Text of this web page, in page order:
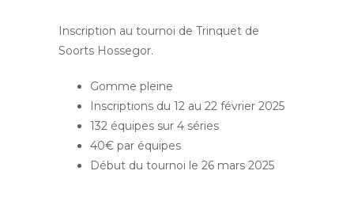
Inscription au tournoi de Trinquet de
Soorts Hossegor.
Gomme pleine
Inscriptions du 12 au 22 février 2025
132 équipes sur 4 séries
40€ par équipes
Début du tournoi le 26 mars 2025